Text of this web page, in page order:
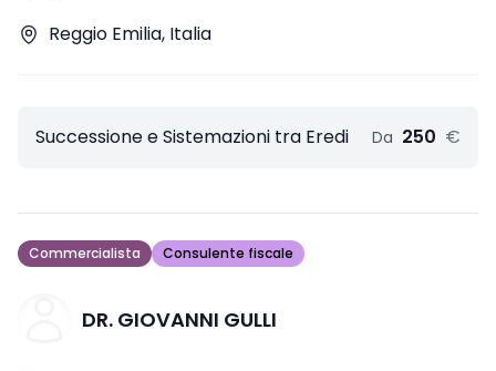
Reggio Emilia, Italia
Successione e Sistemazioni tra Eredi Da 250 €
Commercialista Consulente fiscale
DR. GIOVANNI GULLI